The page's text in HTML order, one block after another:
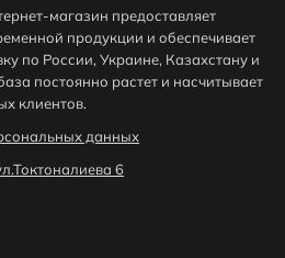
магазин предоставляет
продукции и обеспечивает
по России, Украине, Казахстану и
постоянно растет и насчитывает
клиентов.
данных
6